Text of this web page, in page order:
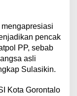
pencak
PP, sebab
asli
Sulasikin.
Kota Gorontalo